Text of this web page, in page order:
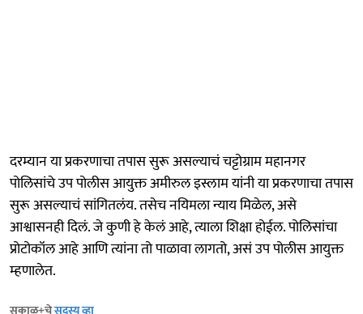
दरम्यान या प्रकरणाचा तपास सुरू असल्याचं चट्टोग्राम महानगर
पोलिसांचे उप पोलीस आयुक्त अमीरुल इस्लाम यांनी या प्रकरणाचा तपास
सुरू असल्याचं सांगितलंय. तसेच नयिमला न्याय मिळेल, असे
आश्वासनही दिलं. जे कुणी हे केलं आहे, त्याला शिक्षा होईल. पोलिसांचा
प्रोटोकॉल आहे आणि त्यांना तो पाळावा लागतो, असं उप पोलीस आयुक्त
म्हणालेत.